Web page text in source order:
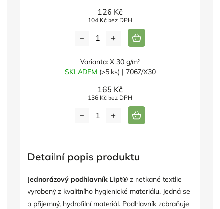
126 Kč
104 Kč bez DPH
Varianta: X 30 g/m²
SKLADEM (>5 ks) | 7067/X30
165 Kč
136 Kč bez DPH
Detailní popis produktu
Jednorázový podhlavník Lipt® z netkané textlie
vyrobený z kvalitního hygienické materiálu. Jedná se
o přijemný, hydrofilní materiál. Podhlavník zabraňuje